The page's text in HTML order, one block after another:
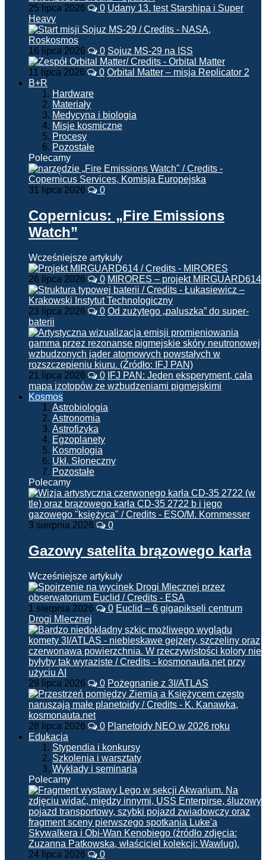
25 lipca 2026 0 Udany 13. test Starshipa i Super
Heavy
16 lipca 2026 0 Sojuz MS-29 na ISS
11 lipca 2026 0 Orbital Matter – misja Replicator 2
B+R
Hardware
Materiały
Medycyna i biologia
Misje kosmiczne
Procesy
Pozostałe
Polecamy
31 lipca 2026 0
Copernicus: „Fire Emissions
Watch”
Wcześniejsze artykuły
26 lipca 2026 0 MIRORES – projekt MIRGUARD614
23 lipca 2026 0 Od zużytego „paluszka” do super-
baterii
21 lipca 2026 0 IFJ PAN: Jeden eksperyment, cała
mapa izotopów ze wzbudzeniami pigmejskimi
Kosmos
Astrobiologia
Astronomia
Astrofizyka
Egzoplanety
Kosmologia
Ukł. Słoneczny
Pozostałe
Polecamy
3 sierpnia 2026 0
Gazowy satelita brązowego karła
Wcześniejsze artykuły
1 sierpnia 2026 0 Euclid – 6 gigapikseli centrum
Drogi Mlecznej
29 lipca 2026 0 Pożegnanie z 3I/ATLAS
28 lipca 2026 0 Planetoidy NEO w 2026 roku
Edukacja
Stypendia i konkursy
Szkolenia i warsztaty
Wykłady i seminaria
Polecamy
24 lipca 2026 0